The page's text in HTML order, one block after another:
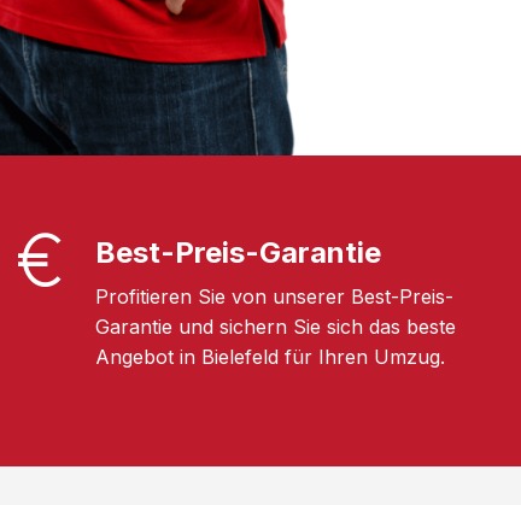
Best-Preis-Garantie
Profitieren Sie von unserer Best-Preis-
Garantie und sichern Sie sich das beste
Angebot in Bielefeld für Ihren Umzug.